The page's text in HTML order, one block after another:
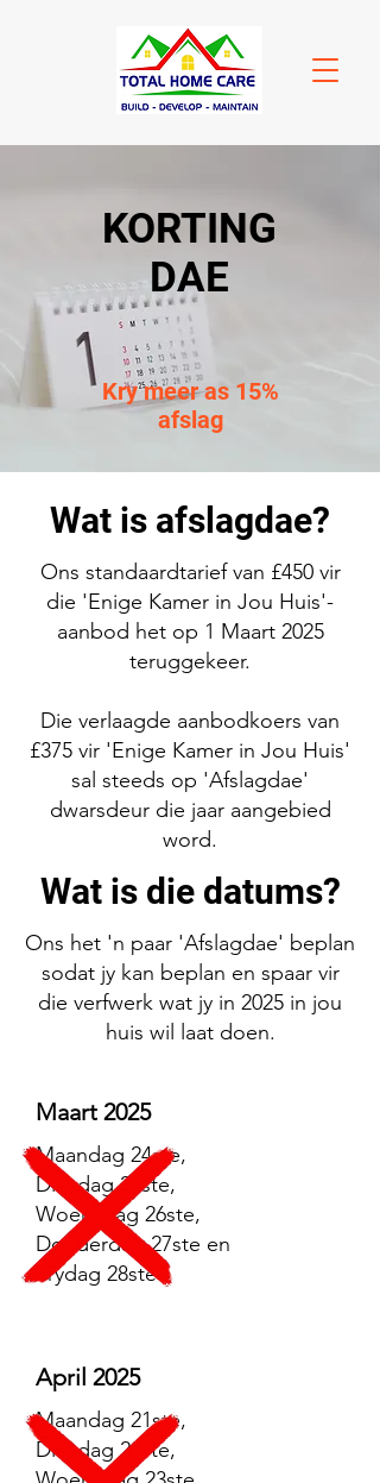
KORTING
DAE
Kry meer as 15%
afslag
Wat is afslagdae?
Ons standaardtarief van £450 vir
die 'Enige Kamer in Jou Huis'-
aanbod het op 1 Maart 2025
teruggekeer.
Die verlaagde aanbodkoers van
£375 vir 'Enige Kamer in Jou Huis'
sal steeds op 'Afslagdae'
dwarsdeur die jaar aangebied
word.
Wat is die datums?
Ons het 'n paar 'Afslagdae' beplan
sodat jy kan beplan en spaar vir
die verfwerk wat jy in 2025 in jou
huis wil laat doen.
Maart 2025
Maandag 24ste,
Dinsdag 25ste,
Woensdag 26ste,
Donderdag 27ste en
Vrydag 28ste
April 2025
Maandag 21ste,
Dinsdag 22ste,